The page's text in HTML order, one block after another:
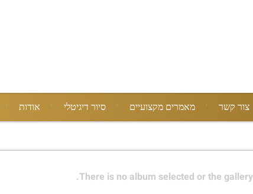
צור קשר מאמרים מקצועיים סיור דיגיטלי אודות
There is no album selected or the